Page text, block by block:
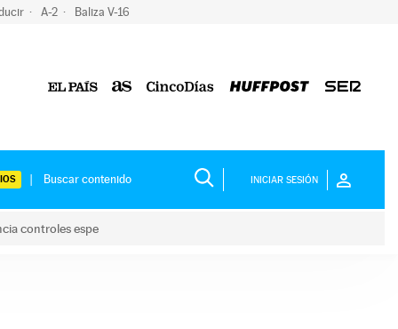
A-2 Baliza V-16
INICIAR SESIÓN
controles espe